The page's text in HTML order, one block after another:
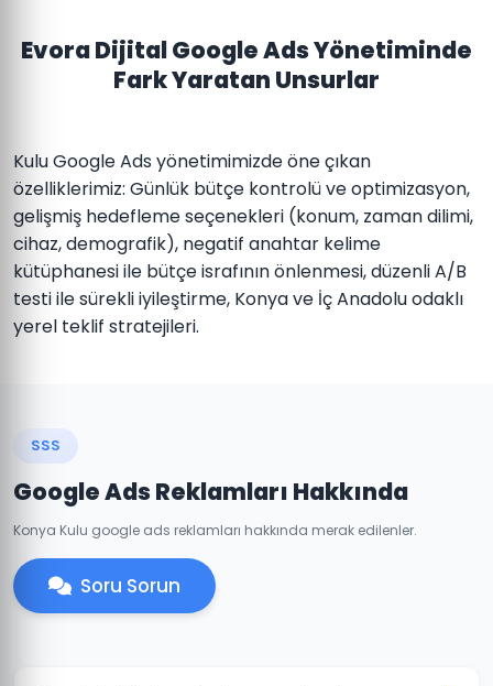
Evora Dijital Google Ads Yönetiminde
Fark Yaratan Unsurlar
Kulu Google Ads yönetimimizde öne çıkan
özelliklerimiz: Günlük bütçe kontrolü ve optimizasyon,
gelişmiş hedefleme seçenekleri (konum, zaman dilimi,
cihaz, demografik), negatif anahtar kelime
kütüphanesi ile bütçe israfının önlenmesi, düzenli A/B
testi ile sürekli iyileştirme, Konya ve İç Anadolu odaklı
yerel teklif stratejileri.
SSS
Google Ads Reklamları Hakkında
Konya Kulu google ads reklamları hakkında merak edilenler.
Soru Sorun